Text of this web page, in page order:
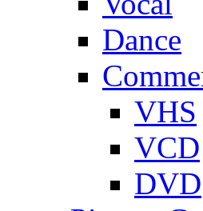
Dance
VHS
VCD
DVD